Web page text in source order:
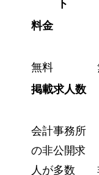
ト
料金
無料
掲載求人数
会計事務所
の非公開求
人が多数